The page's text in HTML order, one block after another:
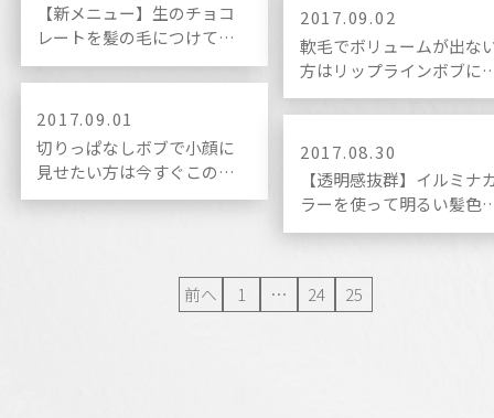
【新メニュー】生のチョコ
レートを髪の毛につけてト
リートメントをしてみたら
凄い事になった。
2017.09.02
軟毛でボリュームが出な
方はリップラインボブに
るとこんなにふんわりす
る！！
2017.09.01
切りっぱなしボブで小顔に
見せたい方は今すぐこの髪
型にするべし!!
2017.08.30
【透明感抜群】イルミナ
ラーを使って明るい髪色
出した仕上がりまとめ♩
前へ 1 … 24 25